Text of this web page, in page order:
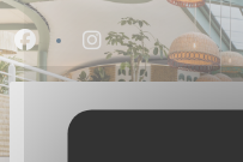
Personalizzazione delle tue
Facebook ((apre una
Instagram